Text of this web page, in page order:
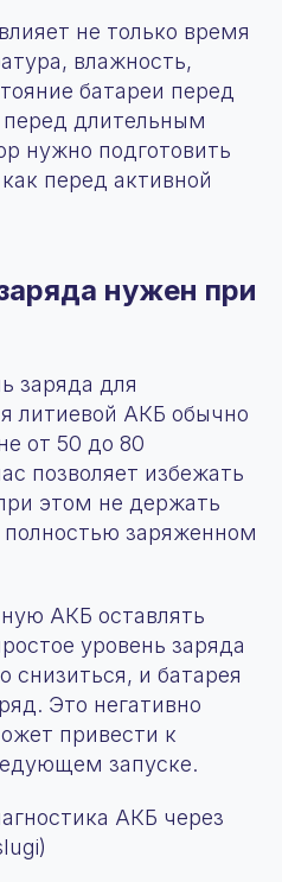
не только время
влажность,
батареи перед
длительным
нужно подготовить
перед активной
нужен при
заряда для
литиевой АКБ обычно
от 50 до 80
позволяет избежать
этом не держать
заряженном
АКБ оставлять
уровень заряда
снизиться, и батарея
Это негативно
привести к
запуске.
АКБ через